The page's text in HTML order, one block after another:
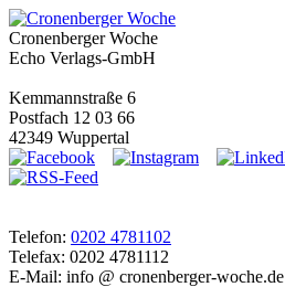
Cronenberger Woche
Echo Verlags-GmbH
Kemmannstraße 6
Postfach 12 03 66
42349 Wuppertal
Telefon: 0202 4781102
Telefax: 0202 4781112
E-Mail: info @ cronenberger-woche.de